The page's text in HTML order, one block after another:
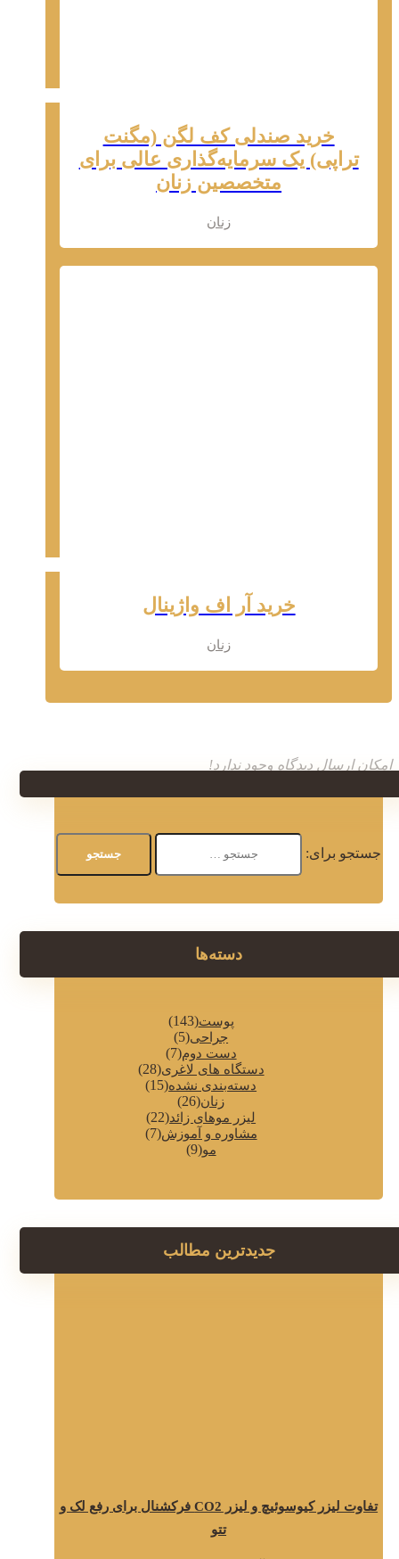
خرید صندلی کف لگن (مگنت
تراپی) یک سرمایه‌گذاری عالی برای
متخصصین زنان
زنان
خرید آر اف واژینال
زنان
امکان ارسال دیدگاه وجود ندارد!
جستجو برای:
دسته‌ها
پوست(143)
جراحی(5)
دست دوم(7)
دستگاه های لاغری(28)
دسته‌بندی نشده(15)
زنان(26)
لیزر موهای زائد(22)
مشاوره و آموزش(7)
مو(9)
جدیدترین مطالب
تفاوت لیزر کیوسوئیچ و لیزر CO2 فرکشنال برای رفع لک و
تتو